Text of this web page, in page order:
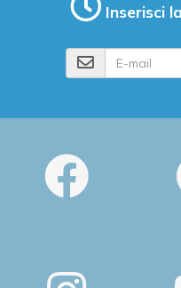
Inserisci